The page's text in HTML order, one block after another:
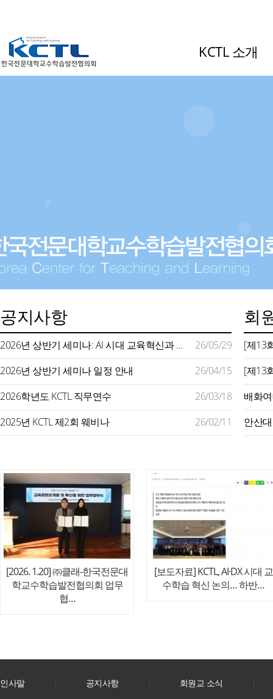
KCTL 소개
공지사항
2026년 상반기 세미나: AI 시대 교육혁신과 미래형 교수학습 지원
26/05/29
2026년 상반기 세미나 일정 안내
26/04/15
2026학년도 KCTL 직무연수
26/03/18
2025년 KCTL 제2회 웨비나
26/02/11
회
[2026. 1.20] ㈜클래-한국전문대
학교수학습발전협의회 업무
협…
[보도자료] KCTL, AI·DX 시대 교
수학습 혁신 논의… 하반…
인사말 공지사항 회원교 소식